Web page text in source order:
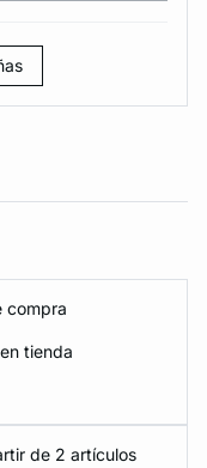
compra
tienda
de 2 artículos